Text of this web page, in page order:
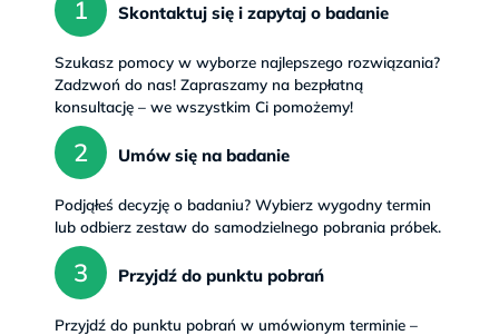
Skontaktuj się i zapytaj o badanie
Szukasz pomocy w wyborze najlepszego rozwiązania?
Zadzwoń do nas! Zapraszamy na bezpłatną
konsultację – we wszystkim Ci pomożemy!
Umów się na badanie
Podjąłeś decyzję o badaniu? Wybierz wygodny termin
lub odbierz zestaw do samodzielnego pobrania próbek.
Przyjdź do punktu pobrań
Przyjdź do punktu pobrań w umówionym terminie –